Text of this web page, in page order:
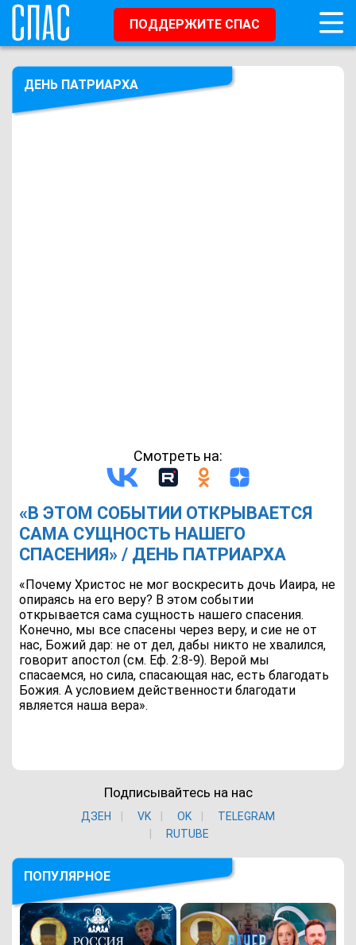
ПОДДЕРЖИТЕ СПАС
ДЕНЬ ПАТРИАРХА
Смотреть на:
«В ЭТОМ СОБЫТИИ ОТКРЫВАЕТСЯ
САМА СУЩНОСТЬ НАШЕГО
СПАСЕНИЯ» / ДЕНЬ ПАТРИАРХА
«Почему Христос не мог воскресить дочь Иаира, не
опираясь на его веру? В этом событии
открывается сама сущность нашего спасения.
Конечно, мы все спасены через веру, и сие не от
нас, Божий дар: не от дел, дабы никто не хвалился,
говорит апостол (см. Еф. 2:8-9). Верой мы
спасаемся, но сила, спасающая нас, есть благодать
Божия. А условием действенности благодати
является наша вера».
Подписывайтесь на нас
ДЗЕН VK ОK
TELEGRAM
RUTUBE
ПОПУЛЯРНОЕ